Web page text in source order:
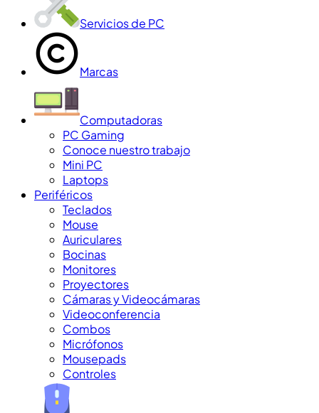
Servicios de PC
Marcas
Computadoras
PC Gaming
Conoce nuestro trabajo
Mini PC
Laptops
Periféricos
Teclados
Mouse
Auriculares
Bocinas
Monitores
Proyectores
Cámaras y Videocámaras
Videoconferencia
Combos
Micrófonos
Mousepads
Controles